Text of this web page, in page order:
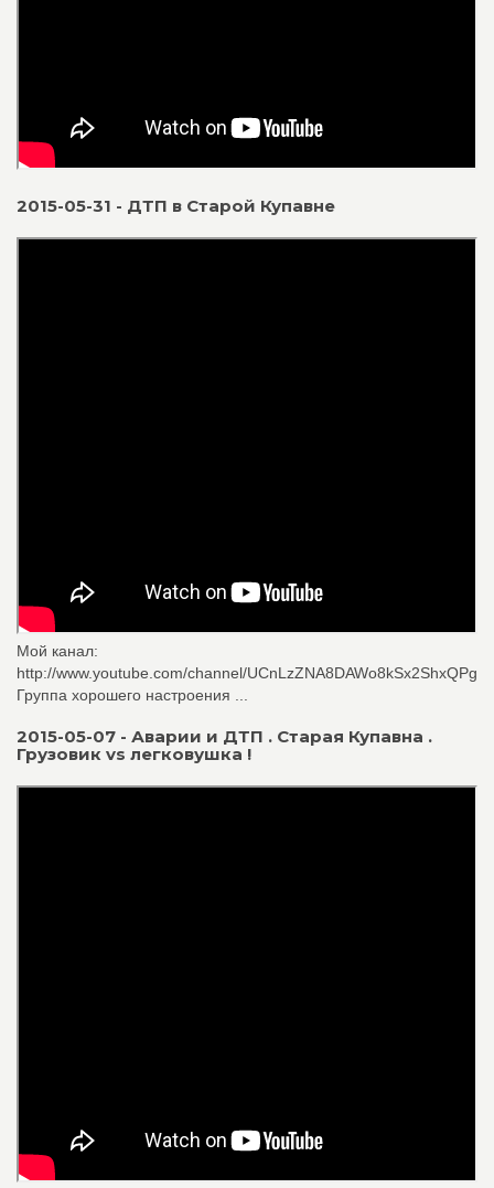
2015-05-31 - ДТП в Старой Купавне
Мой канал:
http://www.youtube.com/channel/UCnLzZNA8DAWo8kSx2ShxQPg
Группа хорошего настроения ...
2015-05-07 - Аварии и ДТП . Старая Купавна .
Грузовик vs легковушка !